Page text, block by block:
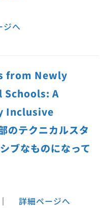
ジへ
from Newly
Schools: A
Inclusive
のテクニカルスタ
ブなものになって
詳細ページへ